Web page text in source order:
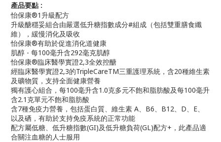
產品要點 :
怡保康®1升級配方
升級醣穩妥組合由嚴選低升糖指數成分#組成（包括雙重膳食纖
維），緩慢消化及吸收
怡保康®有助於促進消化道健康
肌醇 - 每100毫升含292毫克肌醇
怡保康®臨床醫學實證2,3全效控醣
經臨床醫學實證2,3的TripleCareTM三重護理系統，含20種維生素
及礦物質，支持全面健康營養
獨有護心組合，每100毫升含1.0克多元不飽和脂肪酸及每100毫升
含2.1克單元不飽和脂肪酸
含7種免疫力營養，包括蛋白質、維生素 A、B6、B12、D、E、
以及硒，有助於支持免疫系統的正常功能
配方屬低糖、低升糖指數(GI)及低升糖負荷(GL)配方+，此產品適
合關注血糖的人士服用